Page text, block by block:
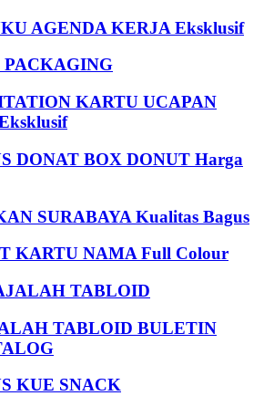
AGENDA KERJA Eksklusif
KARTU UCAPAN
DONAT BOX DONUT Harga
SURABAYA Kualitas Bagus
KARTU NAMA Full Colour
TABLOID
TABLOID BULETIN
KUE SNACK